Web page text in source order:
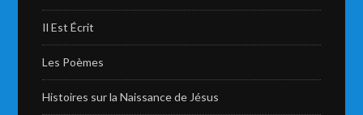
Il Est Écrit
Les Poèmes
Histoires sur la Naissance de Jésus